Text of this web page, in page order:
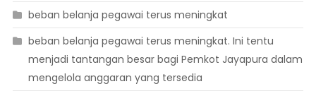
beban belanja pegawai terus meningkat
beban belanja pegawai terus meningkat. Ini tentu
menjadi tantangan besar bagi Pemkot Jayapura dalam
mengelola anggaran yang tersedia